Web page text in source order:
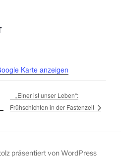
Karte anzeigen
„Einer ist unser Leben“:
Frühschichten in der Fastenzeit
präsentiert von WordPress